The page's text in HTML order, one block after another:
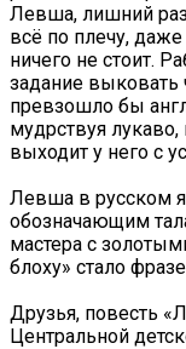
Левша, лишний
всё по плечу,
ничего не стоит.
задание выковать
превзошло бы
мудрствуя лукаво,
выходит у него с
Левша в русском
обозначающим
мастера с
блоху» стало
Друзья, повесть
Центральной